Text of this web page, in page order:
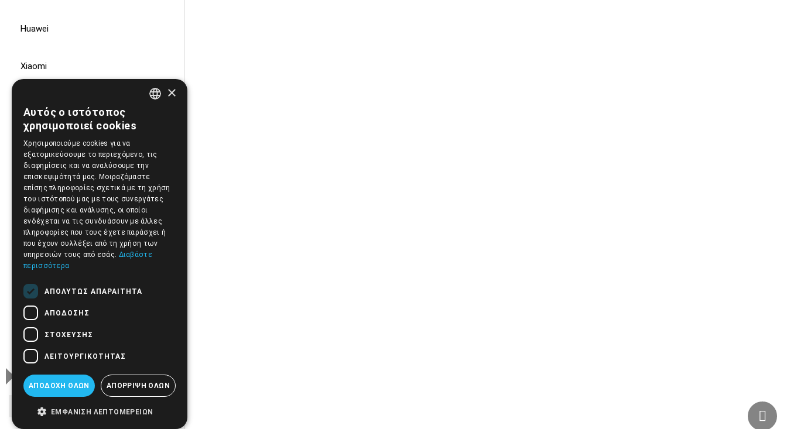
Huawei
Xiaomi
Nokia
Oppo
Oneplus
Lenovo
Meizu
Sony
Lg
TABLET
×
Αυτός ο ιστότοπος
χρησιμοποιεί cookies
Χρησιμοποιούμε cookies για να
εξατομικεύσουμε το περιεχόμενο, τις
διαφημίσεις και να αναλύσουμε την
επισκεψιμότητά μας. Μοιραζόμαστε
επίσης πληροφορίες σχετικά με τη χρήση
του ιστότοπού μας με τους συνεργάτες
διαφήμισης και ανάλυσης, οι οποίοι
ενδέχεται να τις συνδυάσουν με άλλες
πληροφορίες που τους έχετε παράσχει ή
που έχουν συλλέξει από τη χρήση των
υπηρεσιών τους από εσάς. Διαβάστε
περισσότερα
ΑΠΟΛΎΤΩΣ ΑΠΑΡΑΊΤΗΤΑ
ΑΠΌΔΟΣΗΣ
ΣΤΌΧΕΥΣΗΣ
ΛΕΙΤΟΥΡΓΙΚΌΤΗΤΑΣ
ΑΠΟΔΟΧΉ ΌΛΩΝ ΑΠΌΡΡΙΨΗ ΌΛΩΝ
ΕΜΦΆΝΙΣΗ ΛΕΠΤΟΜΕΡΕΙΏΝ